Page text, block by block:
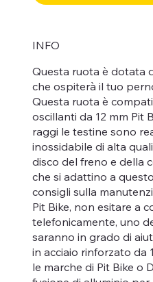
INFO
Questa ruota è dotata
che ospiterà il tuo
Questa ruota è
oscillanti da 12 mm Pit
raggi le testine sono
inossidabile di alta
disco del freno e della
che si adattino a
consigli sulla
Pit Bike, non esitare a
telefonicamente, uno
saranno in grado di
in acciaio rinforzato da
le marche di Pit Bike o